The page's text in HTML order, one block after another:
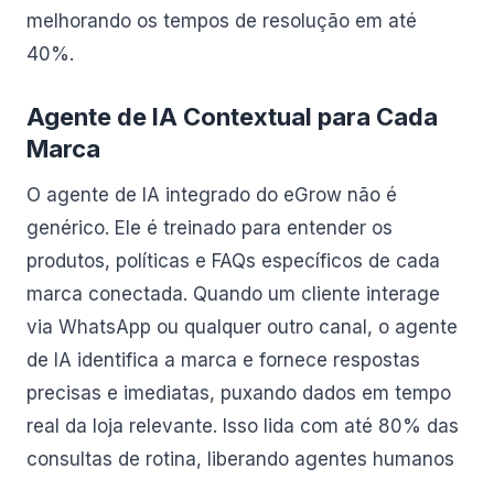
melhorando os tempos de resolução em até
40%.
Agente de IA Contextual para Cada
Marca
O agente de IA integrado do eGrow não é
genérico. Ele é treinado para entender os
produtos, políticas e FAQs específicos de cada
marca conectada. Quando um cliente interage
via WhatsApp ou qualquer outro canal, o agente
de IA identifica a marca e fornece respostas
precisas e imediatas, puxando dados em tempo
real da loja relevante. Isso lida com até 80% das
consultas de rotina, liberando agentes humanos